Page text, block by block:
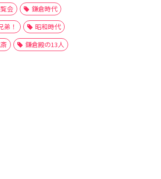
会
鎌倉時代
弟！
昭和時代
鎌倉殿の13人